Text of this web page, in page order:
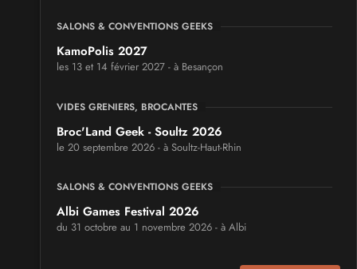
SALONS & CONVENTIONS GEEKS
KamoPolis 2027
les 13 et 14 février 2027 - à Besançon
VIDES GRENIERS, BROCANTES
Broc'Land Geek - Soultz 2026
le 20 septembre 2026 - à Soultz-Haut-Rhin
SALONS & CONVENTIONS GEEKS
Albi Games Festival 2026
du 31 octobre au 1 novembre 2026 - à Albi